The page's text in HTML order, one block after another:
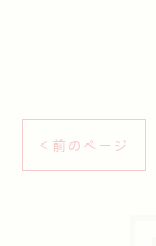
< 前のページ